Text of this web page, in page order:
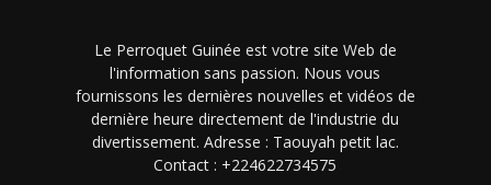
Le Perroquet Guinée est votre site Web de
l'information sans passion. Nous vous
fournissons les dernières nouvelles et vidéos de
dernière heure directement de l'industrie du
divertissement. Adresse : Taouyah petit lac.
Contact : +224622734575